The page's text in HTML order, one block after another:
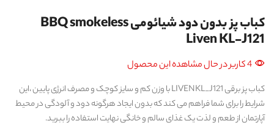
کباب پز بدون دود شیائومی BBQ smokeless
Liven KL-J121
4 کاربر در حال مشاهده این محصول
کباب پز برقی LIVENKL_J121 با وزن کم و سایز کوچک و مصرف انرژی پایین ،این
شرایط را برای شما فراهم می کند که بدون ایجاد هرگونه دود و آلودگی در محیط
آپارتمان از طعم و لذت یک غذای سالم و خانگی نهایت استفاده را ببرید.